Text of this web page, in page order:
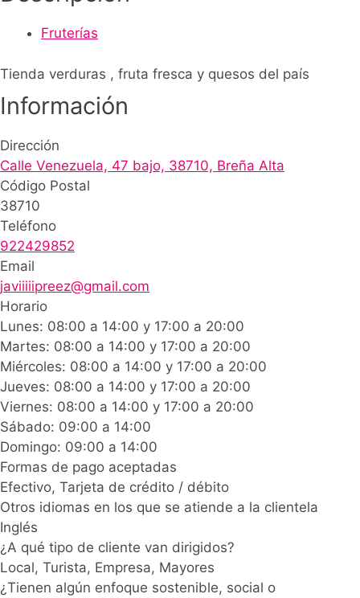
Fruterías
Tienda verduras , fruta fresca y quesos del país
Información
Dirección
Calle Venezuela, 47 bajo, 38710, Breña Alta
Código Postal
38710
Teléfono
922429852
Email
javiiiiipreez@gmail.com
Horario
Lunes: 08:00 a 14:00 y 17:00 a 20:00
Martes: 08:00 a 14:00 y 17:00 a 20:00
Miércoles: 08:00 a 14:00 y 17:00 a 20:00
Jueves: 08:00 a 14:00 y 17:00 a 20:00
Viernes: 08:00 a 14:00 y 17:00 a 20:00
Sábado: 09:00 a 14:00
Domingo: 09:00 a 14:00
Formas de pago aceptadas
Efectivo, Tarjeta de crédito / débito
Otros idiomas en los que se atiende a la clientela
Inglés
¿A qué tipo de cliente van dirigidos?
Local, Turista, Empresa, Mayores
¿Tienen algún enfoque sostenible, social o